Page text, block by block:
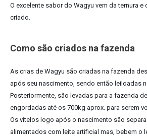
O excelente sabor do Wagyu vem da ternura
criado.
Como são criados na fazenda
As crias de Wagyu são criadas na fazenda
após seu nascimento, sendo então leiloadas
Posteriormente, são levadas para a fazenda
engordadas até os 700kg aprox. para serem
Os vitelos logo após o nascimento são
alimentados com leite artificial mas, bebem o